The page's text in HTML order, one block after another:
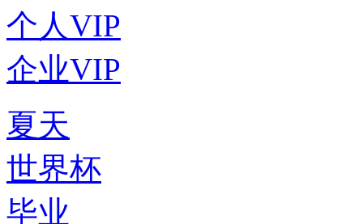
个人VIP
企业VIP
夏天
世界杯
毕业